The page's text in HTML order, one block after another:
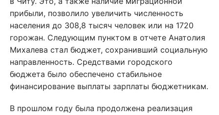
прибыли, позволило увеличить численность
населения до 308,8 тысяч человек или на 1720
горожан. Следующим пунктом в отчете Анатолия
Михалева стал бюджет, сохранивший социальную
направленность. Средствами городского
бюджета было обеспечено стабильное
финансирование выплаты зарплаты бюджетникам.
В прошлом году была продолжена реализация